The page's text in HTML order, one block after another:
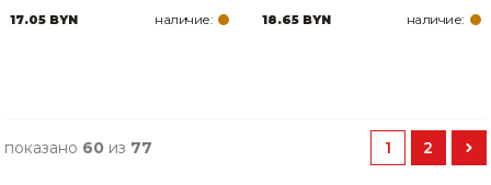
17.05 BYN наличие: 18.65 BYN наличие:
показано 60 из 77 1 2